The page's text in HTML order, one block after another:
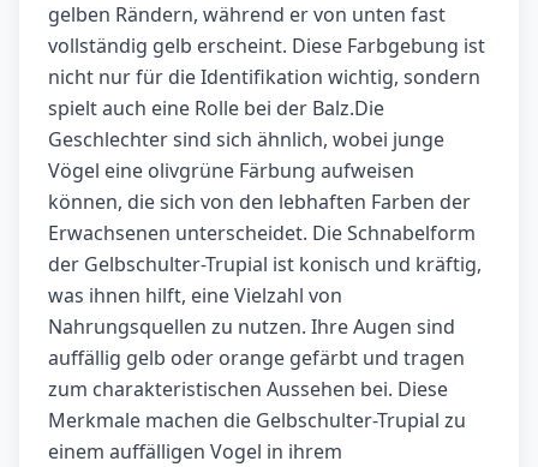
gelben Rändern, während er von unten fast
vollständig gelb erscheint. Diese Farbgebung ist
nicht nur für die Identifikation wichtig, sondern
spielt auch eine Rolle bei der Balz.Die
Geschlechter sind sich ähnlich, wobei junge
Vögel eine olivgrüne Färbung aufweisen
können, die sich von den lebhaften Farben der
Erwachsenen unterscheidet. Die Schnabelform
der Gelbschulter-Trupial ist konisch und kräftig,
was ihnen hilft, eine Vielzahl von
Nahrungsquellen zu nutzen. Ihre Augen sind
auffällig gelb oder orange gefärbt und tragen
zum charakteristischen Aussehen bei. Diese
Merkmale machen die Gelbschulter-Trupial zu
einem auffälligen Vogel in ihrem